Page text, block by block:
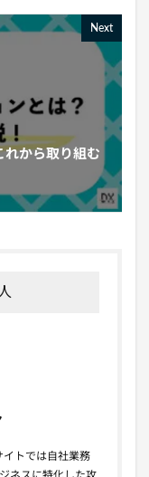
Next
れから取り組む
イトでは自社業務